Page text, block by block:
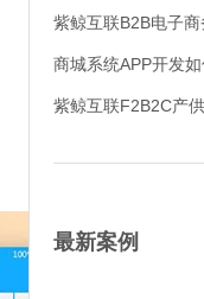
紫鲸互联B2B电子
最新案例